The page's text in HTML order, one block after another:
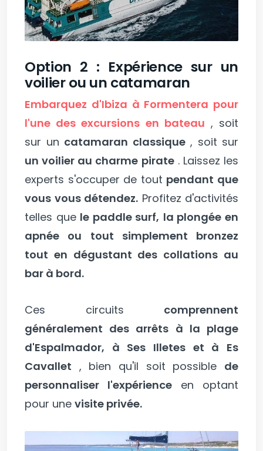
Option 2 : Expérience sur un
voilier ou un catamaran
Embarquez d'Ibiza à Formentera pour
l'une des excursions en bateau , soit
sur un catamaran classique, soit sur
un voilier au charme pirate. Laissez les
experts s'occuper de tout pendant que
vous vous détendez. Profitez d'activités
telles que le paddle surf, la plongée en
apnée ou tout simplement bronzez
tout en dégustant des collations au
bar à bord.
Ces circuits comprennent
généralement des arrêts à la plage
d'Espalmador, à Ses Illetes et à Es
Cavallet , bien qu'il soit possible de
personnaliser l'expérience en optant
pour une visite privée.